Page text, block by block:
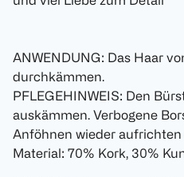
ANWENDUNG: Das Haar
durchkämmen.
PFLEGEHINWEIS: Den
auskämmen. Verbogene
Anföhnen wieder
Material: 70% Kork, 30%